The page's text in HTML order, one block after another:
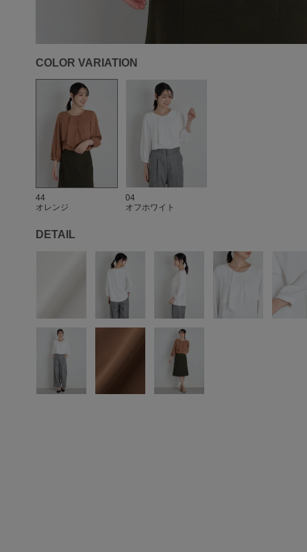
COLOR VARIATION
44
オレンジ
04
オフホワイト
DETAIL